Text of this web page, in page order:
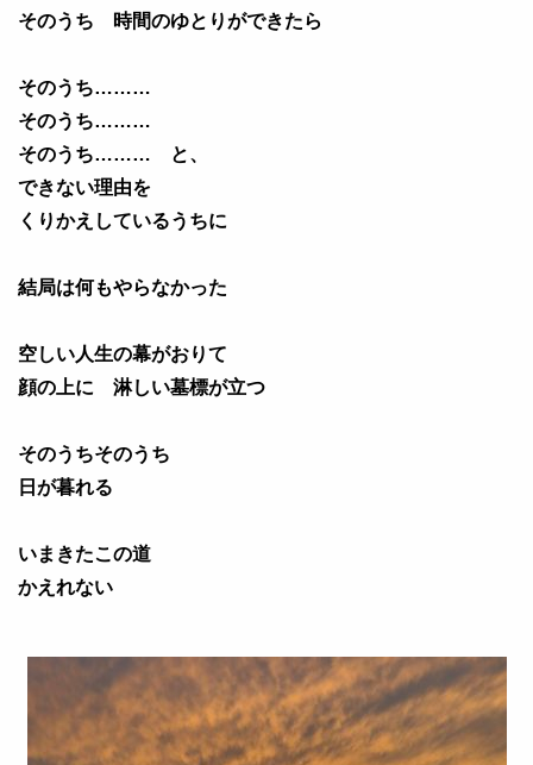
そのうち 時間のゆとりができたら
そのうち………
そのうち………
そのうち……… と、
できない理由を
くりかえしているうちに
結局は何もやらなかった
空しい人生の幕がおりて
顔の上に 淋しい墓標が立つ
そのうちそのうち
日が暮れる
いまきたこの道
かえれない